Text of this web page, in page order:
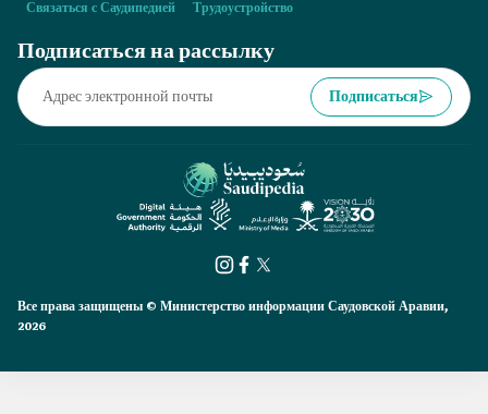
Связаться с Саудипедией
Трудоустройство
Подписаться на рассылку
Подписаться
Все права защищены © Министерство информации Саудовской Аравии,
2026